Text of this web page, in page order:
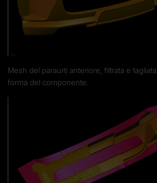
Mesh del paraurti anteriore, filtrata e
forma del componente.